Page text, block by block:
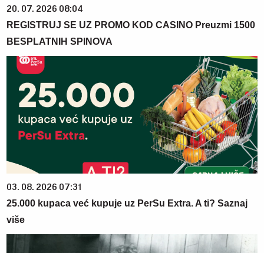
20. 07. 2026 08:04
REGISTRUJ SE UZ PROMO KOD CASINO Preuzmi 1500
BESPLATNIH SPINOVA
03. 08. 2026 07:31
25.000 kupaca već kupuje uz PerSu Extra. A ti? Saznaj
više